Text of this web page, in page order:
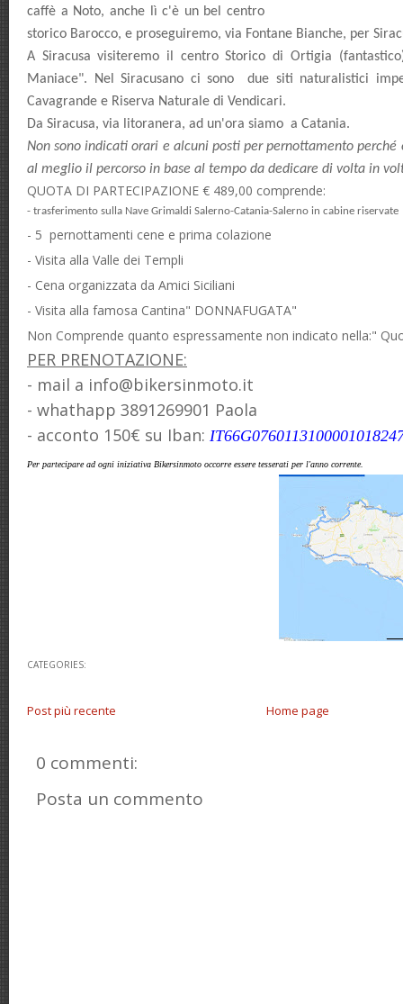
caffè a Noto, anche lì c'è un bel centro
storico Barocco, e proseguiremo, via Fontane Bianche, per
A Siracusa visiteremo il centro Storico di Ortigia
Maniace". Nel Siracusano ci sono due siti naturalistici
Cavagrande e Riserva Naturale di Vendicari.
Da Siracusa, via litoranera, ad un'ora siamo a Catania.
Non sono indicati orari e alcuni posti per pernottamento perché
al meglio il percorso in base al tempo da dedicare di volta in
QUOTA DI PARTECIPAZIONE € 489,00 comprende:
- trasferimento sulla Nave Grimaldi Salerno-Catania-Salerno in cabine riservate
- 5 pernottamenti cene e prima colazione
- Visita alla Valle dei Templi
- Cena organizzata da Amici Siciliani
- Visita alla famosa Cantina" DONNAFUGATA"
Non Comprende quanto espressamente non indicato nella:"
PER PRENOTAZIONE:
- mail a info@bikersinmoto.it
- whathapp 3891269901 Paola
- acconto 150€ su Iban:
Per partecipare ad ogni iniziativa Bikersinmoto occorre essere tesserati per l'anno corrente.
CATEGORIES:
Post più recente Home page
0 commenti:
Posta un commento